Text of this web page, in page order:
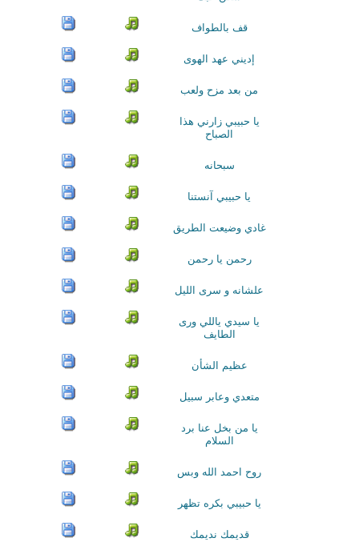
قف بالطواف
إديني عهد الهوى
من بعد مزح ولعب
يا حبيبي زارني هذا
الصباح
سبحانه
يا حبيبي آنستنا
غادي وضيعت الطريق
رحمن يا رحمن
علشانه و سرى الليل
يا سيدي ياللي ورى
الطايف
عظيم الشأن
متعدي وعابر سبيل
يا من بخل عنا برد
السلام
روح احمد الله وبس
يا حبيبي بكره تظهر
قديمك نديمك